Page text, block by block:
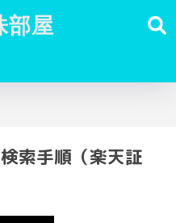
部屋
索手順（楽天証